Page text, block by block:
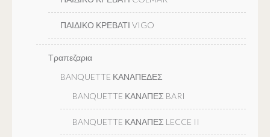
ΠΑΙΔΙΚΟ ΚΡΕΒΑΤΙ VIGO
Τραπεζαρια
BANQUETTE ΚΑΝΑΠΕΔΕΣ
BANQUETTE ΚΑΝΑΠΕΣ BARI
BANQUETTE ΚΑΝΑΠΕΣ LECCE II